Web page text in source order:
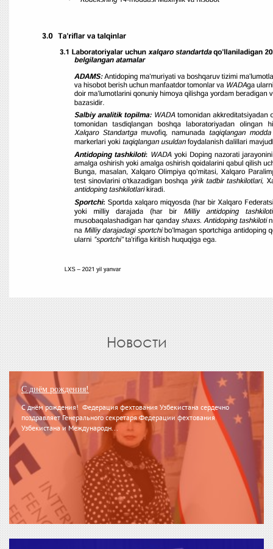
Новости
С днём рождения!
С днём рождения! Федерация фехтования Узбекистана сердечно
поздравляет Генерального секретаря Федерации фехтования
Узбекистана и Международн...